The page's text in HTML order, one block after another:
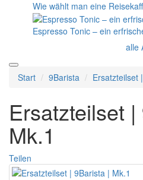
Wie wählt man eine
Espresso Tonic – ein
alle
Start 9Barista Ersatzteilset
Ersatzteilset
Mk.1
Teilen